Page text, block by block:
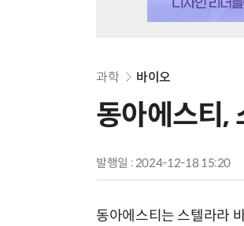
과학 바이오
동아에스티,
발행일 : 2024-12-18 15:20
동아에스티는 스텔라라